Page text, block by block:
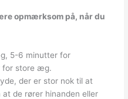
opmærksom på, når du
5-6 minutter for
for store æg.
der er stor nok til at
de rører hinanden eller